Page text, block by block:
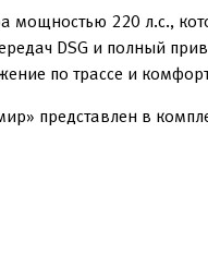
220 л.с.,
DSG и полный
по трассе и
представлен в